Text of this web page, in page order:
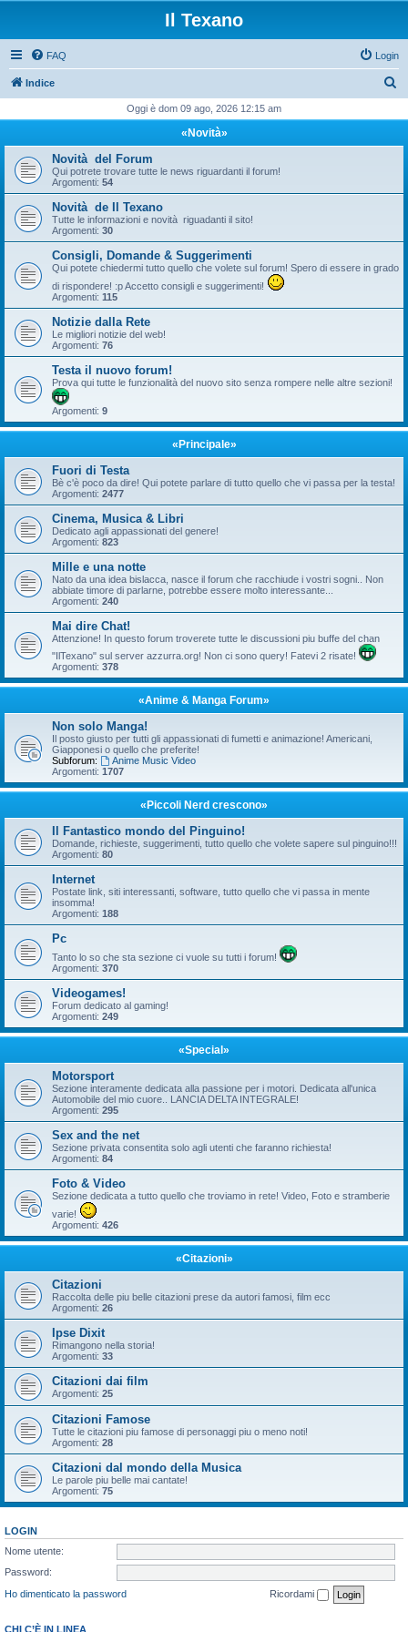
Il Texano
FAQ Login
Indice
c
Oggi è dom 09 ago, 2026 12:15 am
«Novità»
Novità del Forum
Qui potrete trovare tutte le news riguardanti il forum!
Argomenti: 54
Novità de Il Texano
Tutte le informazioni e novità riguadanti il sito!
Argomenti: 30
Consigli, Domande & Suggerimenti
Qui potete chiedermi tutto quello che volete sul forum! Spero di essere in grado
di rispondere! :p Accetto consigli e suggerimenti!
Argomenti: 115
Notizie dalla Rete
Le migliori notizie del web!
Argomenti: 76
Testa il nuovo forum!
Prova qui tutte le funzionalità del nuovo sito senza rompere nelle altre sezioni!
Argomenti: 9
«Principale»
Fuori di Testa
Bè c'è poco da dire! Qui potete parlare di tutto quello che vi passa per la testa!
Argomenti: 2477
Cinema, Musica & Libri
Dedicato agli appassionati del genere!
Argomenti: 823
Mille e una notte
Nato da una idea bislacca, nasce il forum che racchiude i vostri sogni.. Non
abbiate timore di parlarne, potrebbe essere molto interessante...
Argomenti: 240
Mai dire Chat!
Attenzione! In questo forum troverete tutte le discussioni piu buffe del chan
"IlTexano" sul server azzurra.org! Non ci sono query! Fatevi 2 risate!
Argomenti: 378
«Anime & Manga Forum»
Non solo Manga!
Il posto giusto per tutti gli appassionati di fumetti e animazione! Americani,
Giapponesi o quello che preferite!
Subforum:
Anime Music Video
Argomenti: 1707
«Piccoli Nerd crescono»
Il Fantastico mondo del Pinguino!
Domande, richieste, suggerimenti, tutto quello che volete sapere sul pinguino!!!
Argomenti: 80
Internet
Postate link, siti interessanti, software, tutto quello che vi passa in mente
insomma!
Argomenti: 188
Pc
Tanto lo so che sta sezione ci vuole su tutti i forum!
Argomenti: 370
Videogames!
Forum dedicato al gaming!
Argomenti: 249
«Special»
Motorsport
Sezione interamente dedicata alla passione per i motori. Dedicata all'unica
Automobile del mio cuore.. LANCIA DELTA INTEGRALE!
Argomenti: 295
Sex and the net
Sezione privata consentita solo agli utenti che faranno richiesta!
Argomenti: 84
Foto & Video
Sezione dedicata a tutto quello che troviamo in rete! Video, Foto e stramberie
varie!
Argomenti: 426
«Citazioni»
Citazioni
Raccolta delle piu belle citazioni prese da autori famosi, film ecc
Argomenti: 26
Ipse Dixit
Rimangono nella storia!
Argomenti: 33
Citazioni dai film
Argomenti: 25
Citazioni Famose
Tutte le citazioni piu famose di personaggi piu o meno noti!
Argomenti: 28
Citazioni dal mondo della Musica
Le parole piu belle mai cantate!
Argomenti: 75
LOGIN
Nome utente:
Password:
Ho dimenticato la password
Ricordami
CHI C’È IN LINEA